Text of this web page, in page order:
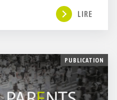
LIRE
PUBLICATION